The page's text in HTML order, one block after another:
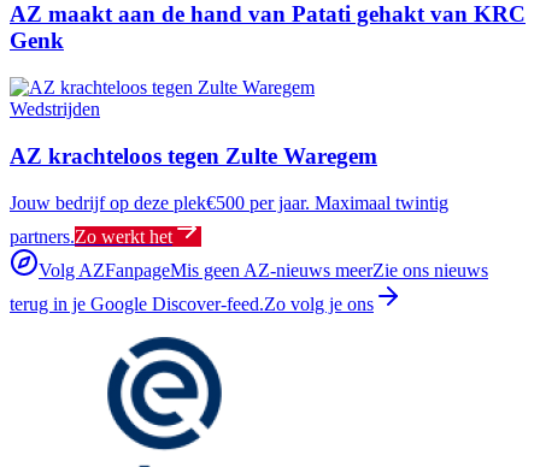
AZ maakt aan de hand van Patati gehakt van KRC
Genk
Wedstrijden
AZ krachteloos tegen Zulte Waregem
Jouw bedrijf op deze plek€500 per jaar. Maximaal twintig
partners.Zo werkt het
Volg AZFanpageMis geen AZ-nieuws meerZie ons nieuws
terug in je Google Discover-feed.Zo volg je ons